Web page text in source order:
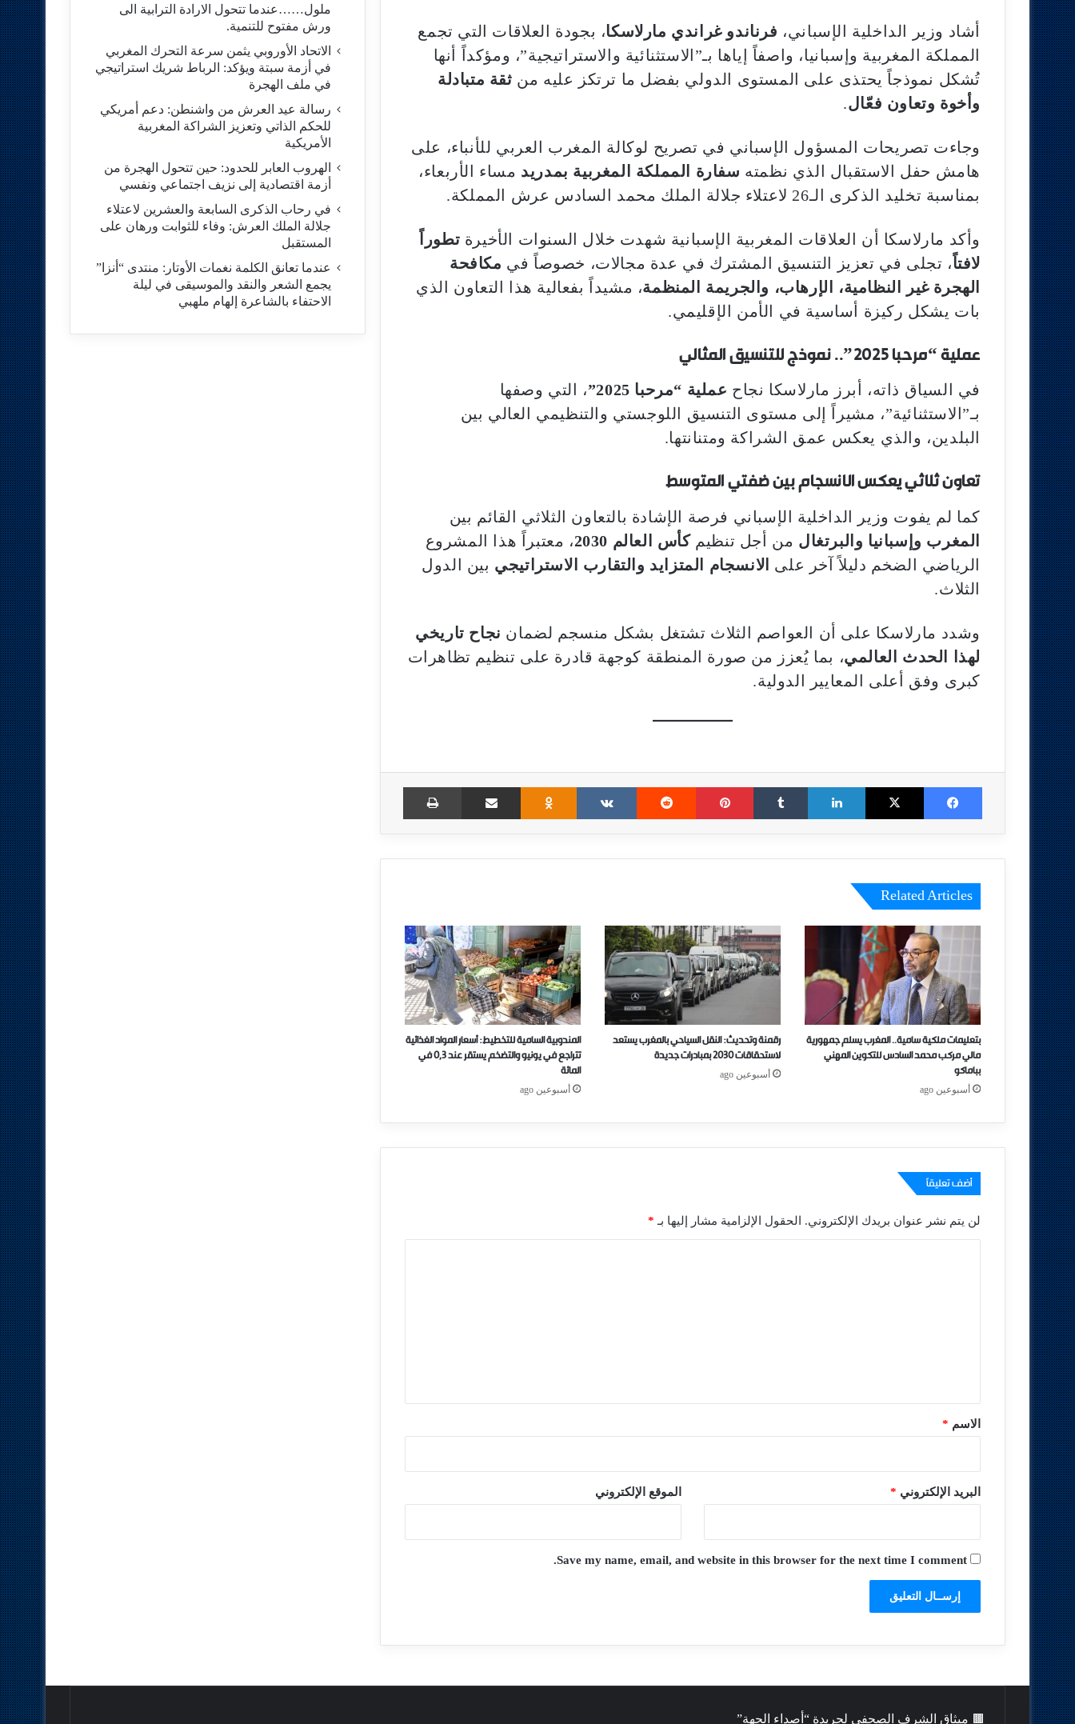
أشاد وزير الداخلية الإسباني، فرناندو غراندي مارلاسكا، بجودة العلاقات التي تجمع
المملكة المغربية وإسبانيا، واصفاً إياها بـ”الاستثنائية والاستراتيجية”، ومؤكداً أنها
تُشكل نموذجاً يحتذى على المستوى الدولي بفضل ما ترتكز عليه من ثقة متبادلة
وأخوة وتعاون فعّال.
وجاءت تصريحات المسؤول الإسباني في تصريح لوكالة المغرب العربي للأنباء، على
هامش حفل الاستقبال الذي نظمته سفارة المملكة المغربية بمدريد مساء الأربعاء،
بمناسبة تخليد الذكرى الـ26 لاعتلاء جلالة الملك محمد السادس عرش المملكة.
وأكد مارلاسكا أن العلاقات المغربية الإسبانية شهدت خلال السنوات الأخيرة تطوراً
لافتاً، تجلى في تعزيز التنسيق المشترك في عدة مجالات، خصوصاً في مكافحة
الهجرة غير النظامية، الإرهاب، والجريمة المنظمة، مشيداً بفعالية هذا التعاون الذي
بات يشكل ركيزة أساسية في الأمن الإقليمي.
عملية “مرحبا 2025”.. نموذج للتنسيق المثالي
في السياق ذاته، أبرز مارلاسكا نجاح عملية “مرحبا 2025”
، التي وصفها
بـ”الاستثنائية”، مشيراً إلى مستوى التنسيق اللوجستي والتنظيمي العالي بين
البلدين، والذي يعكس عمق الشراكة ومتنانتها.
تعاون ثلاثي يعكس الانسجام بين ضفتي المتوسط
كما لم يفوت وزير الداخلية الإسباني فرصة الإشادة بالتعاون الثلاثي القائم بين
المغرب وإسبانيا والبرتغال من أجل تنظيمكأس العالم 2030
، معتبراً هذا المشروع
الرياضي الضخم دليلاً آخر على الانسجام المتزايد والتقارب الاستراتيجي بين الدول
الثلاث.
وشدد مارلاسكا على أن العواصم الثلاث تشتغل بشكل منسجم لضمان نجاح تاريخي
لهذا الحدث العالمي، بما يُعزز من صورة المنطقة كوجهة قادرة على تنظيم تظاهرات
كبرى وفق أعلى المعايير الدولية.
Facebook
X
LinkedIn
Tumblr
Pinterest
Reddit
VKontakte
Odnoklassniki
Share via Email
Print
Related Articles
بتعليمات ملكية سامية.. المغرب يسلم جمهورية
مالي مركب محمد السادس للتكوين المهني
بباماكو
أسبوعين ago
رقمنة وتحديث: النقل السياحي بالمغرب يستعد
لاستحقاقات 2030 بمبادرات جديدة
أسبوعين ago
المندوبية السامية للتخطيط: أسعار المواد الغذائية
تتراجع في يونيو والتضخم يستقر عند 0,3 في
المائة
أسبوعين ago
أضف تعليقاً
لن يتم نشر عنوان بريدك الإلكتروني. الحقول الإلزامية مشار إليها بـ *
*الاسم *
البريد الإلكتروني * الموقع الإلكتروني
Save my name, email, and website in this browser for the next time I comment.
ملول……عندما تتحول الارادة الترابية الى
ورش مفتوح للتنمية.
الاتحاد الأوروبي يثمن سرعة التحرك المغربي
في أزمة سبتة ويؤكد: الرباط شريك استراتيجي
في ملف الهجرة
رسالة عيد العرش من واشنطن: دعم أمريكي
للحكم الذاتي وتعزيز الشراكة المغربية
الأمريكية
​الهروب العابر للحدود: حين تتحول الهجرة من
أزمة اقتصادية إلى نزيف اجتماعي ونفسي
في رحاب الذكرى السابعة والعشرين لاعتلاء
جلالة الملك العرش: وفاء للثوابت ورهان على
المستقبل
​عندما تعانق الكلمة نغمات الأوتار: منتدى “أنزا”
يجمع الشعر والنقد والموسيقى في ليلة
الاحتفاء بالشاعرة إلهام ملهبي
🟫 ميثاق الشرف الصحفي لجريدة “أصداء الجهة”